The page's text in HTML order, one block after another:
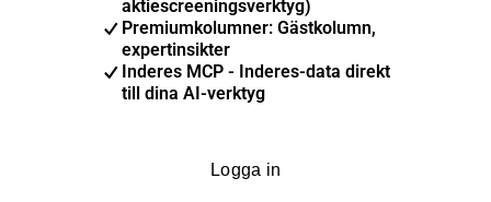
aktiescreeningsverktyg)
Premiumkolumner: Gästkolumn,
expertinsikter
Inderes MCP - Inderes-data direkt
till dina AI-verktyg
Logga in